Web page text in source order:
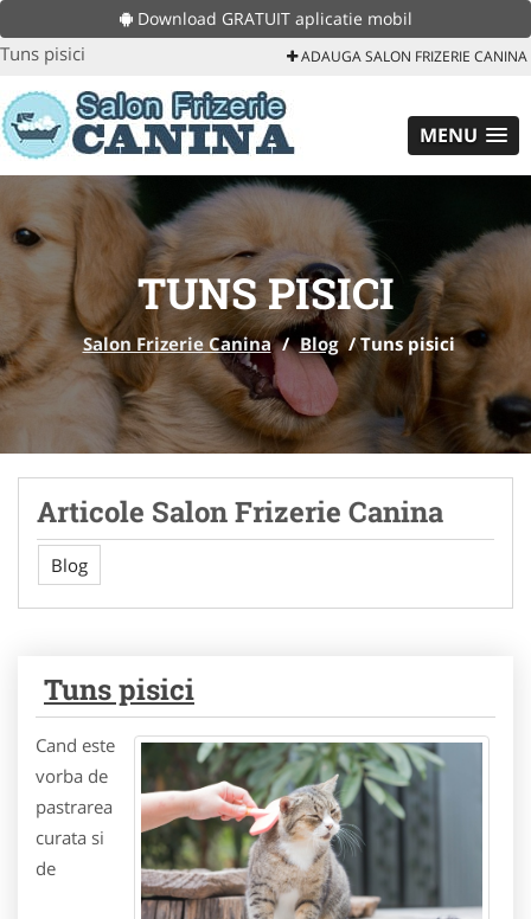
Download GRATUIT aplicatie mobil
Tuns pisici ADAUGA SALON FRIZERIE CANINA
MENU
TUNS PISICI
Salon Frizerie Canina / Blog /Tuns pisici
Articole Salon Frizerie Canina
Blog
Tuns pisici
Cand este
vorba de
pastrarea
curata si
de